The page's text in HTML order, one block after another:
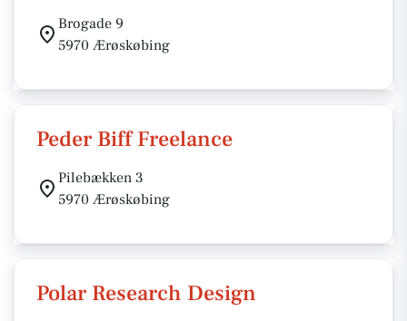
Brogade 9
5970 Ærøskøbing
Peder Biff Freelance
Pilebækken 3
5970 Ærøskøbing
Polar Research Design